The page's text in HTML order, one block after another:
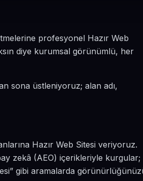
profesyonel Hazır Web
diye kurumsal görünümlü, her
sona üstleniyoruz; alan adı,
Hazır Web Sitesi veriyoruz.
zekâ (AEO) içerikleriyle kurgular;
gibi aramalarda